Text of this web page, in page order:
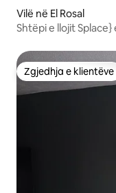
Vilë në El Rosal
Shtëpi e llojit
Zgjedhja e klientëve
Zgjedhja e klientëve